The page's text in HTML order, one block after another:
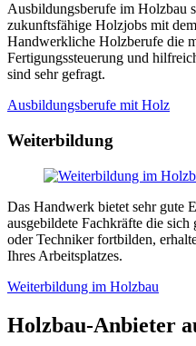
Ausbildungsberufe im Holzbau
zukunftsfähige Holzjobs mit
Handwerkliche Holzberufe die
Fertigungssteuerung und
sind sehr gefragt.
Ausbildungsberufe mit Holz
Weiterbildung
Das Handwerk bietet sehr gute
ausgebildete Fachkräfte die
oder Techniker fortbilden,
Ihres Arbeitsplatzes.
Weiterbildung im Holzbau
Holzbau-Anbieter